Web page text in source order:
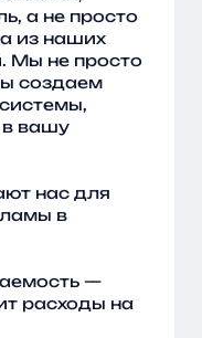
а не просто
из наших
Мы не просто
создаем
в вашу
нас для
в
—
расходы на